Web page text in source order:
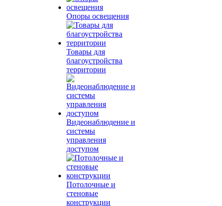
Опоры освещения
Товары для
благоустройства
территории
Видеонаблюдение и
системы
управления
доступом
Потолочные и
стеновые
конструкции